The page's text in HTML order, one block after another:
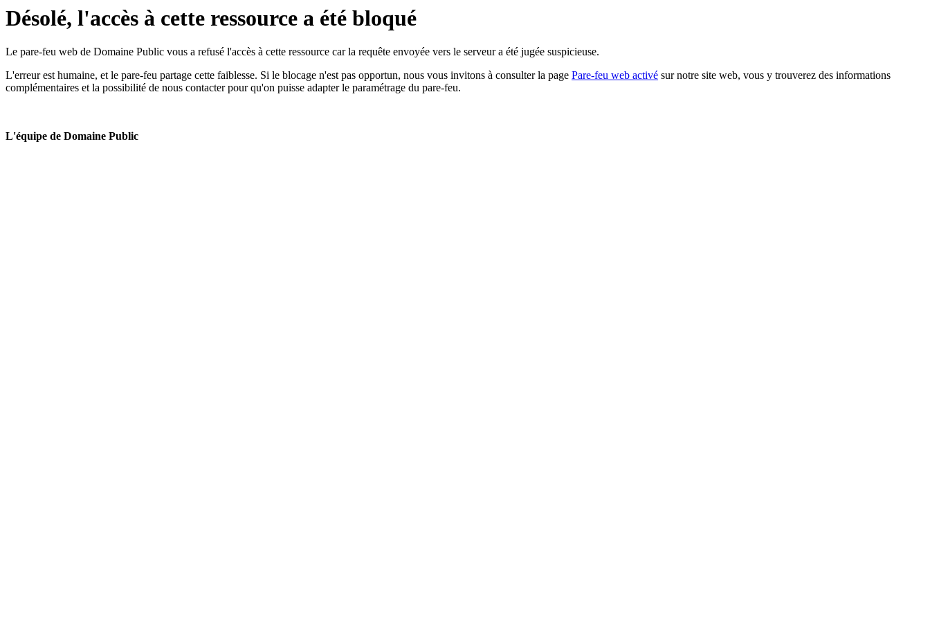
Désolé, l'accès à cette ressource a été bloqué
Le pare-feu web de Domaine Public vous a refusé l'accès à cette ressource car la requête envoyée vers le serveur a été jugée suspicieuse.
L'erreur est humaine, et le pare-feu partage cette faiblesse. Si le blocage n'est pas opportun, nous vous invitons à consulter la page Pare-feu web activé sur notre site web, vous y trouverez des informations
complémentaires et la possibilité de nous contacter pour qu'on puisse adapter le paramétrage du pare-feu.
L'équipe de Domaine Public